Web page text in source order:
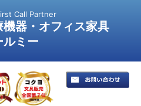
Call Partner
器・オフィス家具
ルミー